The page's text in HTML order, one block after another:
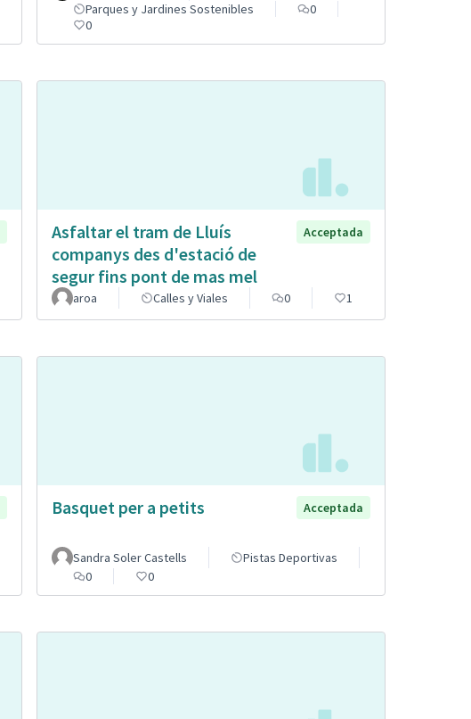
Parques y Jardines Sostenibles
0
0
Asfaltar el tram de Lluís
companys des d'estació de
segur fins pont de mas mel
Acceptada
aroa Calles y Viales 0 1
Basquet per a petits Acceptada
Sandra Soler Castells
Pistas Deportivas
0
0